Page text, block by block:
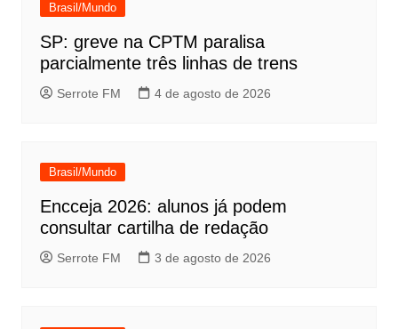
Brasil/Mundo
SP: greve na CPTM paralisa
parcialmente três linhas de trens
Serrote FM 4 de agosto de 2026
Brasil/Mundo
Encceja 2026: alunos já podem
consultar cartilha de redação
Serrote FM 3 de agosto de 2026